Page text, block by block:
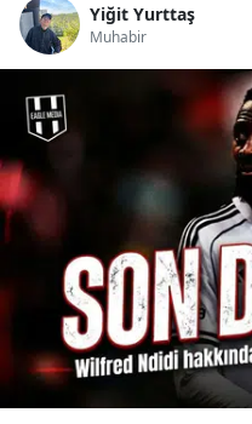
Yiğit Yurttaş
Muhabir